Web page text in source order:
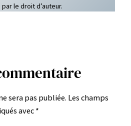
le droit d’auteur.
sera pas publiée. Les champs
avec *